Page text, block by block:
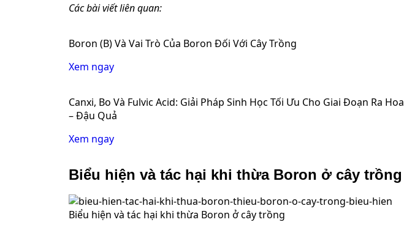
Các bài viết liên quan:
Boron (B) Và Vai Trò Của Boron Đối Với Cây Trồng
Xem ngay
Canxi, Bo Và Fulvic Acid: Giải Pháp Sinh Học Tối Ưu Cho Giai Đoạn Ra Hoa
– Đậu Quả
Xem ngay
Biểu hiện và tác hại khi thừa Boron ở cây trồng
Biểu hiện và tác hại khi thừa Boron ở cây trồng